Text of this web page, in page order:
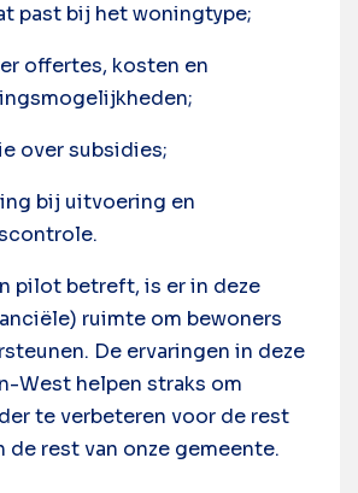
past bij het woningtype;
offertes, kosten en
over subsidies;
bij uitvoering en
pilot betreft, is er in deze
ruimte om bewoners
De ervaringen in deze
West helpen straks om
te verbeteren voor de rest
de rest van onze gemeente.